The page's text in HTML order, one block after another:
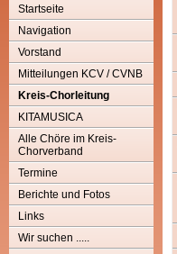
Startseite
Navigation
Vorstand
Mitteilungen KCV / CVNB
Kreis-Chorleitung
KITAMUSICA
Alle Chöre im Kreis-
Chorverband
Termine
Berichte und Fotos
Links
Wir suchen .....